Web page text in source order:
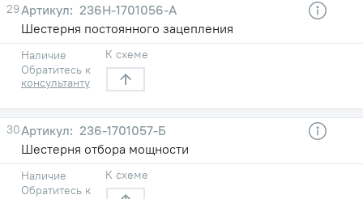
29
236Н-1701056-А
Шестерня постоянного зацепления
Наличие
Обратитесь к
консультанту
К схеме
30
236-1701057-Б
Шестерня отбора мощности
Наличие
Обратитесь к
К схеме